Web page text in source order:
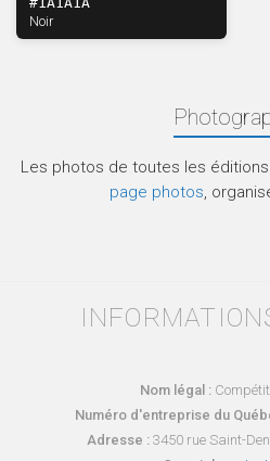
Noir
Les photos de toutes les
page photos,
Nom légal :
Numéro d'entreprise du
Adresse :3450 rue Saint-